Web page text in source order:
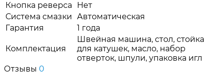
Кнопка реверса
Нет
Система смазки Автоматическая
Гарантия
1 года
Комплектация
Швейная машина, стол, стойка
для катушек, масло, набор
отверток, шпули, упаковка игл
Отзывы 0